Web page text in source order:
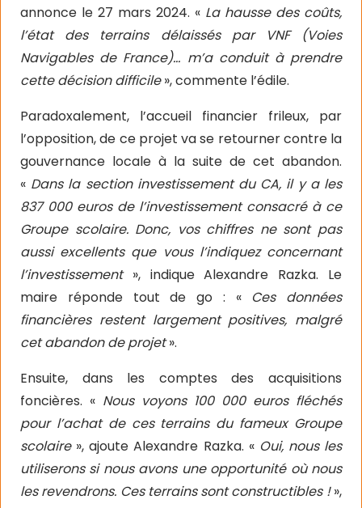
annonce le 27 mars 2024. « La hausse des coûts,
l’état des terrains délaissés par VNF (Voies
Navigables de France)… m’a conduit à prendre
cette décision difficile», commente l’édile.
Paradoxalement, l’accueil financier frileux, par
l’opposition, de ce projet va se retourner contre la
gouvernance locale à la suite de cet abandon.
« Dans la section investissement du CA, il y a les
837 000 euros de l’investissement consacré à ce
Groupe scolaire. Donc, vos chiffres ne sont pas
aussi excellents que vous l’indiquez concernant
l’investissement », indique Alexandre Razka. Le
maire réponde tout de go : « Ces données
financières restent largement positives, malgré
cet abandon de projet».
Ensuite, dans les comptes des acquisitions
foncières. « Nous voyons 100 000 euros fléchés
pour l’achat de ces terrains du fameux Groupe
scolaire », ajoute Alexandre Razka. « Oui, nous les
utiliserons si nous avons une opportunité où nous
les revendrons. Ces terrains sont constructibles !»,